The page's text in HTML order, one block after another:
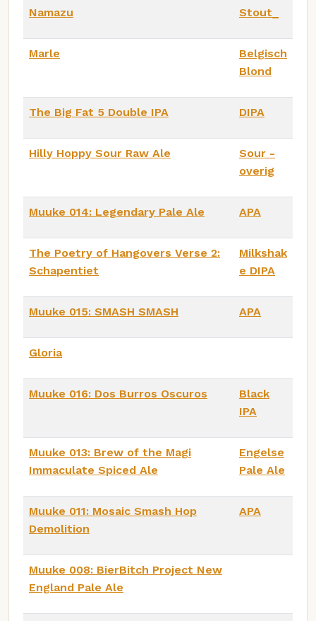
Namazu Stout_
Marle
Belgisch
Blond
The Big Fat 5 Double IPA DIPA
Hilly Hoppy Sour Raw Ale
Sour -
overig
Muuke 014: Legendary Pale Ale APA
The Poetry of Hangovers Verse 2:
Schapentiet
Milkshak
e DIPA
Muuke 015: SMASH SMASH APA
Gloria
Muuke 016: Dos Burros Oscuros
Black
IPA
Muuke 013: Brew of the Magi
Immaculate Spiced Ale
Engelse
Pale Ale
Muuke 011: Mosaic Smash Hop
Demolition
APA
Muuke 008: BierBitch Project New
England Pale Ale